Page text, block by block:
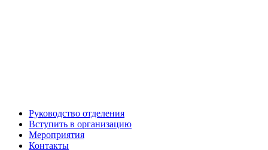
Руководство отделения
Вступить в организацию
Мероприятия
Контакты